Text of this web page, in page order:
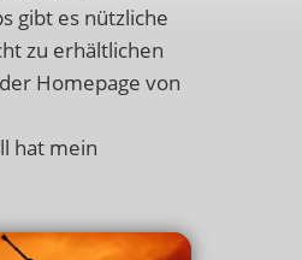
gibt es nützliche
zu erhältlichen
Homepage von
hat mein